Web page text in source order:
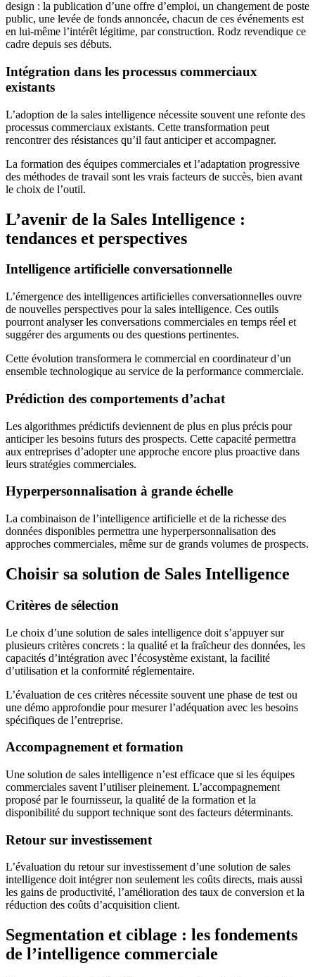
design : la publication d’une offre d’emploi, un changement de poste
public, une levée de fonds annoncée, chacun de ces événements est
en lui-même l’intérêt légitime, par construction. Rodz revendique ce
cadre depuis ses débuts.
Intégration dans les processus commerciaux
existants
L’adoption de la sales intelligence nécessite souvent une refonte des
processus commerciaux existants. Cette transformation peut
rencontrer des résistances qu’il faut anticiper et accompagner.
La formation des équipes commerciales et l’adaptation progressive
des méthodes de travail sont les vrais facteurs de succès, bien avant
le choix de l’outil.
L’avenir de la Sales Intelligence :
tendances et perspectives
Intelligence artificielle conversationnelle
L’émergence des intelligences artificielles conversationnelles ouvre
de nouvelles perspectives pour la sales intelligence. Ces outils
pourront analyser les conversations commerciales en temps réel et
suggérer des arguments ou des questions pertinentes.
Cette évolution transformera le commercial en coordinateur d’un
ensemble technologique au service de la performance commerciale.
Prédiction des comportements d’achat
Les algorithmes prédictifs deviennent de plus en plus précis pour
anticiper les besoins futurs des prospects. Cette capacité permettra
aux entreprises d’adopter une approche encore plus proactive dans
leurs stratégies commerciales.
Hyperpersonnalisation à grande échelle
La combinaison de l’intelligence artificielle et de la richesse des
données disponibles permettra une hyperpersonnalisation des
approches commerciales, même sur de grands volumes de prospects.
Choisir sa solution de Sales Intelligence
Critères de sélection
Le choix d’une solution de sales intelligence doit s’appuyer sur
plusieurs critères concrets : la qualité et la fraîcheur des données, les
capacités d’intégration avec l’écosystème existant, la facilité
d’utilisation et la conformité réglementaire.
L’évaluation de ces critères nécessite souvent une phase de test ou
une démo approfondie pour mesurer l’adéquation avec les besoins
spécifiques de l’entreprise.
Accompagnement et formation
Une solution de sales intelligence n’est efficace que si les équipes
commerciales savent l’utiliser pleinement. L’accompagnement
proposé par le fournisseur, la qualité de la formation et la
disponibilité du support technique sont des facteurs déterminants.
Retour sur investissement
L’évaluation du retour sur investissement d’une solution de sales
intelligence doit intégrer non seulement les coûts directs, mais aussi
les gains de productivité, l’amélioration des taux de conversion et la
réduction des coûts d’acquisition client.
Segmentation et ciblage : les fondements
de l’intelligence commerciale